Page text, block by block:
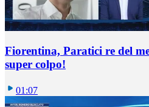
Fiorentina, Paratici re del
super colpo!
01:07